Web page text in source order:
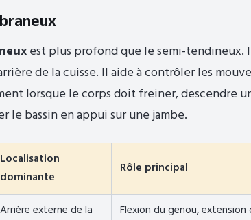
est plus profond que le semi-tendineux.
de la cuisse. Il aide à contrôler les
lorsque le corps doit freiner, descendre
le bassin en appui sur une jambe.
Localisation
dominante
Rôle principal
Arrière externe de la
Flexion du genou,